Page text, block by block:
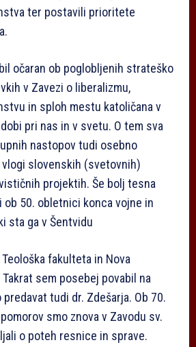
ter postavili prioritete
očaran ob poglobljenih strateško
v Zavezi o liberalizmu,
in sploh mestu katoličana v
pri nas in v svetu. O tem sva
nastopov tudi osebno
vlogi slovenskih (svetovnih)
projektih. Še bolj tesna
ob 50. obletnici konca vojne in
sta ga v Šentvidu
fakulteta in Nova
sem posebej povabil na
tudi dr. Zdešarja. Ob 70.
smo znova v Zavodu sv.
o poteh resnice in sprave.